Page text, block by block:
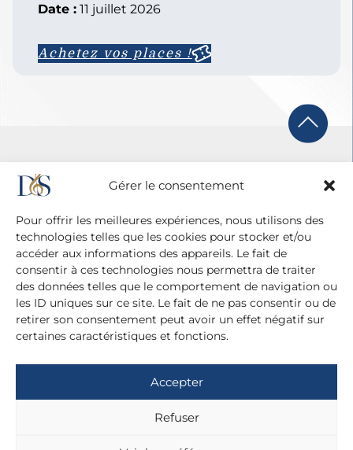
Gérer le consentement
Pour offrir les meilleures expériences, nous utilisons des
technologies telles que les cookies pour stocker et/ou
accéder aux informations des appareils. Le fait de
consentir à ces technologies nous permettra de traiter
des données telles que le comportement de navigation ou
les ID uniques sur ce site. Le fait de ne pas consentir ou de
retirer son consentement peut avoir un effet négatif sur
certaines caractéristiques et fonctions.
Accepter
Refuser
Date : 11 juillet 2026
Achetez vos places !
20 cité Malesherbes - 75009 Paris
+ 33 (0)1 42 81 38 21
+ 33 (0)6 13 42 22 52
dianedusaillant@gmail.com